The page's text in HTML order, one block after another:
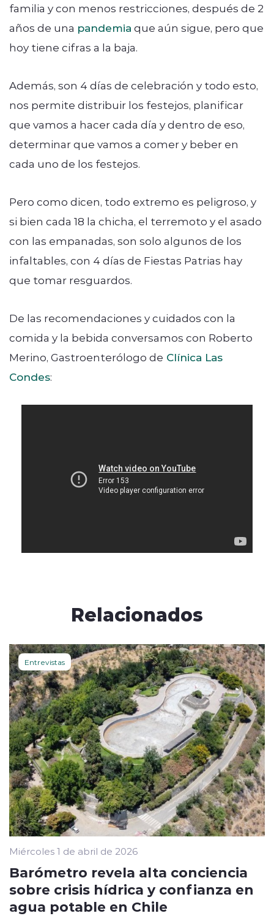
familia y con menos restricciones, después de 2
años de una pandemia que aún sigue, pero que
hoy tiene cifras a la baja.
Además, son 4 días de celebración y todo esto,
nos permite distribuir los festejos, planificar
que vamos a hacer cada día y dentro de eso,
determinar que vamos a comer y beber en
cada uno de los festejos.
Pero como dicen, todo extremo es peligroso, y
si bien cada 18 la chicha, el terremoto y el asado
con las empanadas, son solo algunos de los
infaltables, con 4 días de Fiestas Patrias hay
que tomar resguardos.
De las recomendaciones y cuidados con la
comida y la bebida conversamos con Roberto
Merino, Gastroenterólogo de Clínica Las
Condes:
Relacionados
Entrevistas
Miércoles 1 de abril de 2026
Barómetro revela alta conciencia
sobre crisis hídrica y confianza en
agua potable en Chile